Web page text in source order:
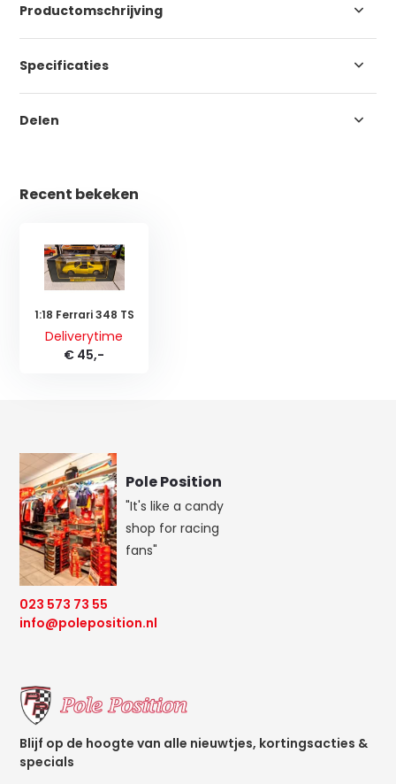
Productomschrijving
Specificaties
Delen
Recent bekeken
1:18 Ferrari 348 TS
Deliverytime
€ 45,-
Pole Position
"It's like a candy
shop for racing
fans"
023 573 73 55
info@poleposition.nl
Blijf op de hoogte van alle nieuwtjes, kortingsacties &
specials